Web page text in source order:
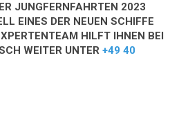
JUNGFERNFAHRTEN 2023
EINES DER NEUEN SCHIFFE
HILFT IHNEN BEI
WEITER UNTER +49 40